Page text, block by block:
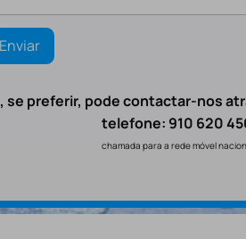
se preferir, pode contactar-nos
telefone: 910 620
chamada para a rede móvel